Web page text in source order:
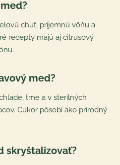
chuť, príjemnú vôňu a
recepty majú aj citrusový
med?
tme a v sterilných
Cukor pôsobí ako prírodný
skryštalizovať?